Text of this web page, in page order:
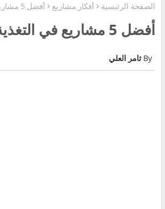
الصفحة الرئيسية أفكار مشاريع أفضل 5 مشاريع في التغذية لعام 2024
أفضل 5 مشاريع في التغذية لعام 2024
ثامر العلي